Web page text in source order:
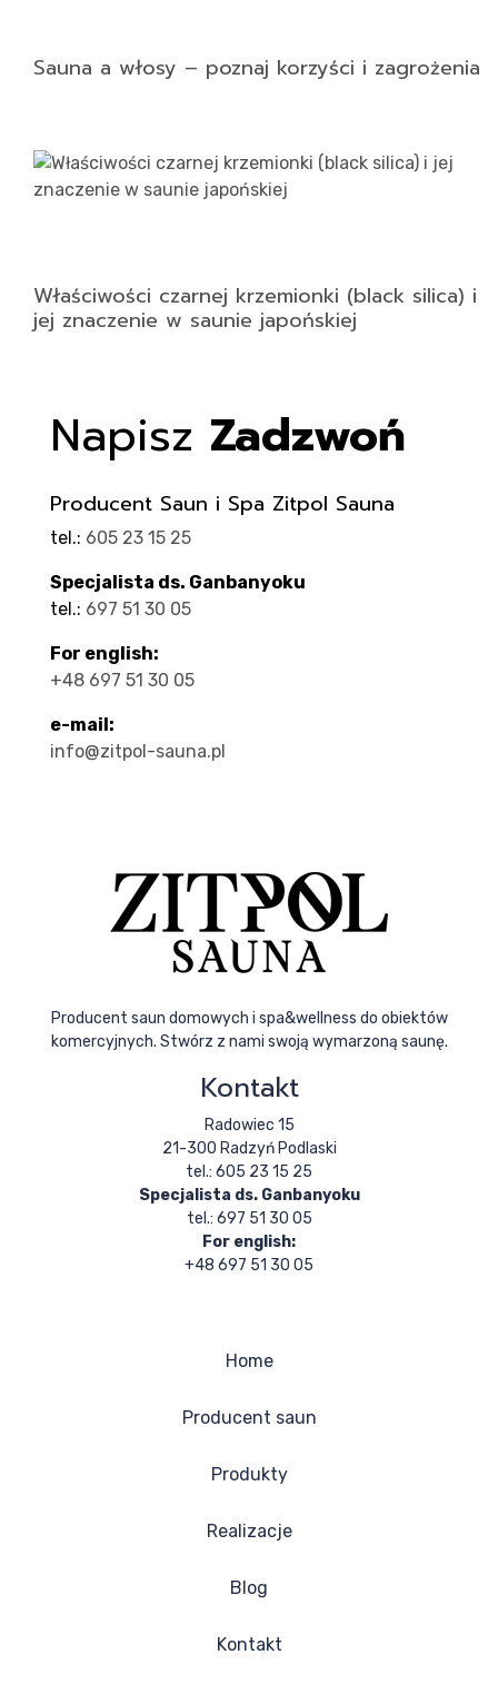
Sauna a włosy – poznaj korzyści i zagrożenia
Właściwości czarnej krzemionki (black silica) i
jej znaczenie w saunie japońskiej
Napisz Zadzwoń
Producent Saun i Spa Zitpol Sauna
tel.: 605 23 15 25
Specjalista ds. Ganbanyoku
tel.: 697 51 30 05
For english:
+48 697 51 30 05
e-mail:
info@zitpol-sauna.pl
Producent saun domowych i spa&wellness do obiektów
komercyjnych. Stwórz z nami swoją wymarzoną saunę.
Kontakt
Radowiec 15
21-300 Radzyń Podlaski
tel.: 605 23 15 25
Specjalista ds. Ganbanyoku
tel.: 697 51 30 05
For english:
+48 697 51 30 05
Home
Producent saun
Produkty
Realizacje
Blog
Kontakt